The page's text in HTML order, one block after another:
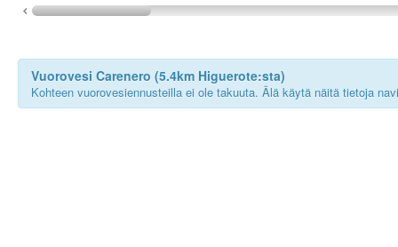
Vuorovesi Carenero (5.4km Higuerote:sta)
Kohteen vuorovesiennusteilla ei ole takuuta. Älä käytä näitä tietoja